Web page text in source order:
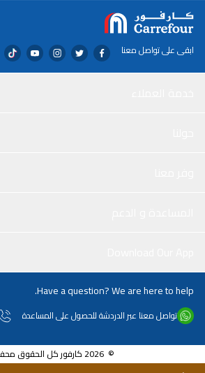
ابقى على تواصل معنا
Have a question? We are here to help.
تواصل معنا عبر الدردشة للحصول على المساعدة
© 2026 كارفور كل الحقوق محفوظة